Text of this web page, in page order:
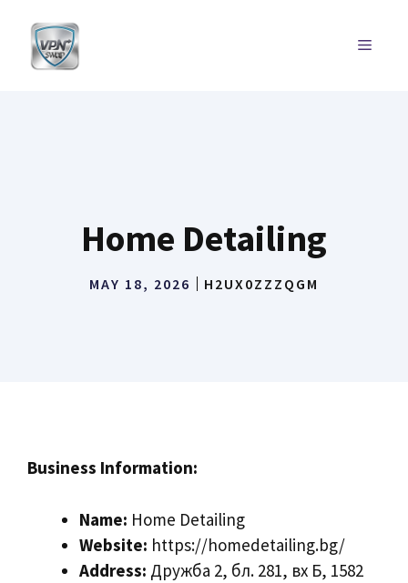
content
MENU
Home Detailing
MAY 18, 2026 H2UX0ZZZQGM
Business Information:
Name: Home Detailing
Website: https://homedetailing.bg/
Address: Дружба 2, бл. 281, вх Б, 1582